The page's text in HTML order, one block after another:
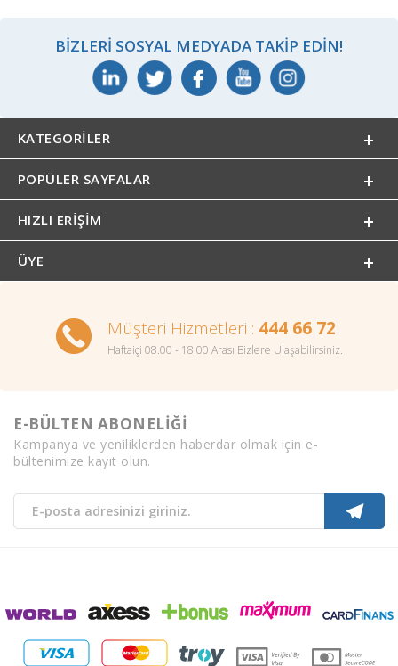
BIZLERI SOSYAL MEDYADA TAKIP EDIN!
KATEGORILER
POPÜLER SAYFALAR
HIZLI ERIŞIM
ÜYE
Müşteri Hizmetleri : 444 66 72
Haftaiçi 08.00 - 18.00 Arası Bizlere Ulaşabilirsiniz.
E-BÜLTEN ABONELİĞİ
Kampanya ve yeniliklerden haberdar olmak için e-
bültenimize kayıt olun.